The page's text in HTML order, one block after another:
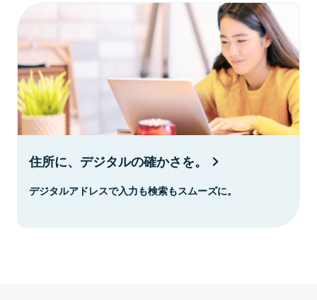
住所に、デジタルの確かさを。
デジタルアドレスで入力も検索もスムーズに。